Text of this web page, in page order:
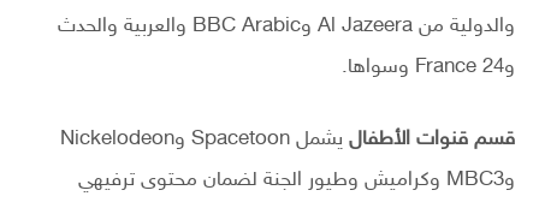
والدولية من Al Jazeera وBBC Arabic والعربية والحدث
وFrance 24 وسواها.
قسم قنوات الأطفال
يشمل Spacetoon وNickelodeon
وMBC3 وكراميش وطيور الجنة لضمان محتوى ترفيهي